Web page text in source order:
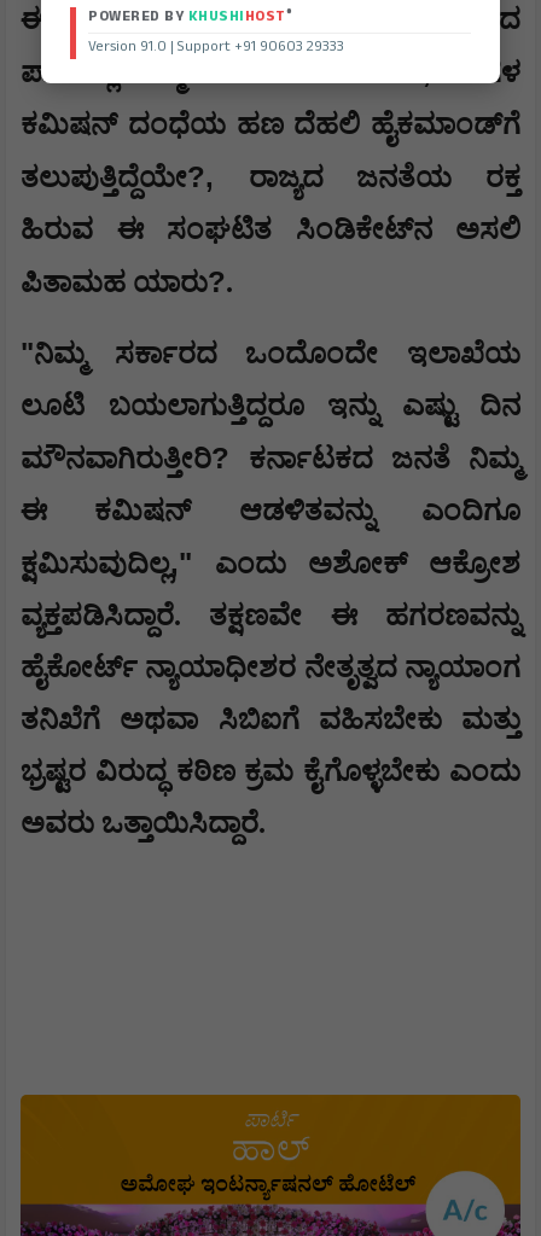
​ಈ ‘ ರಹಸ್ಯ ಪುಸ್ತಕ’ದಲ್ಲಿ ದಾಖಲಾಗಿರುವ ಹಣದ
ಪಾಲಿನಲ್ಲಿ ನಿಮ್ಮ ಪಾಲೂ ಸೇರಿದೆಯೇ
​ತಿಂಗಳ
ಕಮಿಷನ್ ದಂಧೆಯ ಹಣ ದೆಹಲಿ ಹೈಕಮಾಂಡ್‌ಗೆ
ತಲುಪುತ್ತಿದ್ದೆಯೇ?, ​ರಾಜ್ಯದ ಜನತೆಯ ರಕ್ತ
ಹಿರುವ ಈ ಸಂಘಟಿತ ಸಿಂಡಿಕೇಟ್‌ನ ಅಸಲಿ
ಪಿತಾಮಹ ಯಾರು?.
​"ನಿಮ್ಮ ಸರ್ಕಾರದ ಒಂದೊಂದೇ ಇಲಾಖೆಯ
ಲೂಟಿ ಬಯಲಾಗುತ್ತಿದ್ದರೂ ಇನ್ನು ಎಷ್ಟು ದಿನ
ಮೌನವಾಗಿರುತ್ತೀರಿ? ಕರ್ನಾಟಕದ ಜನತೆ ನಿಮ್ಮ
ಈ ಕಮಿಷನ್ ಆಡಳಿತವನ್ನು ಎಂದಿಗೂ
ಕ್ಷಮಿಸುವುದಿಲ್ಲ," ಎಂದು ಅಶೋಕ್ ಆಕ್ರೋಶ
ವ್ಯಕ್ತಪಡಿಸಿದ್ದಾರೆ. ತಕ್ಷಣವೇ ಈ ಹಗರಣವನ್ನು
ಹೈಕೋರ್ಟ್ ನ್ಯಾಯಾಧೀಶರ ನೇತೃತ್ವದ ನ್ಯಾಯಾಂಗ
ತನಿಖೆಗೆ ಅಥವಾ ಸಿಬಿಐಗೆ ವಹಿಸಬೇಕು ಮತ್ತು
ಭ್ರಷ್ಟರ ವಿರುದ್ಧ ಕಠಿಣ ಕ್ರಮ ಕೈಗೊಳ್ಳಬೇಕು ಎಂದು
ಅವರು ಒತ್ತಾಯಿಸಿದ್ದಾರೆ.​
POWERED BY KHUSHIHOST®
Version 91.0 | Support +91 90603 29333